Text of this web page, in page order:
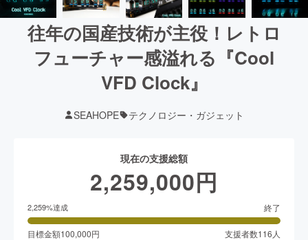
往年の国産技術が主役！レトロ
フューチャー感溢れる『Cool
VFD Clock』
SEAHOPE テクノロジー・ガジェット
現在の支援総額
2,259,000円
2,259%達成 終了
目標金額100,000円 支援者数116 人